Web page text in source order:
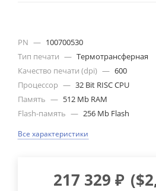
PN — 100700530
Тип печати — Термотрансферная
Качество печати (dpi) — 600
Процессор — 32 Bit RISC CPU
Память — 512 Mb RAM
Flash-память — 256 Mb Flash
Все характеристики
217 329 ₽ (